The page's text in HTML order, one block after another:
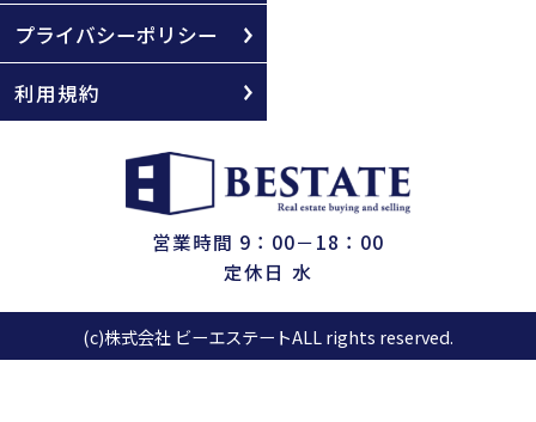
プライバシーポリシー
利用規約
営業時間 9：00－18：00
定休日 水
(c)株式会社 ビーエステートALL rights reserved.